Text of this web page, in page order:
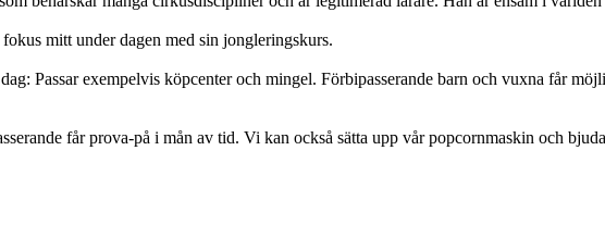
mitt under dagen med sin jongleringskurs.
Passar exempelvis köpcenter och mingel. Förbipasserande barn och vuxna får
får prova-på i mån av tid. Vi kan också sätta upp vår popcornmaskin och